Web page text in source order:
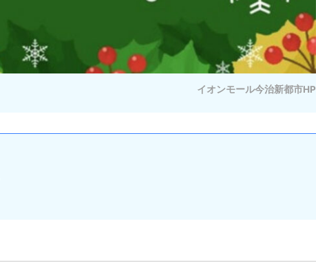
イオンモール今治新都市HP